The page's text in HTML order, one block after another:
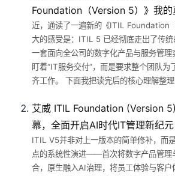
Foundation（Version 5）》我的
近，通读了一遍新的《ITIL Foundation
大的感受是：ITIL 5 已经彻底走出了传
一套面向全公司的数字化产品与服务管理
盯着“IT服务交付”，而是要求整个团队为
齐工作。 下面我把读完后的核心理解整
艾威 ITIL Foundation (Version
幕，全面开启AI时代IT管理新纪元
ITIL V5并非对上一版本的简单修补，而
点的系统性演进——首次将数字产品管理
合，原生融入AI治理，将员工体验与客户